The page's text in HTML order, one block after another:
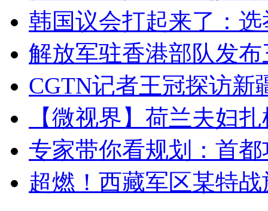
韩国议会打起来了：
解放军驻香港部队发
CGTN记者王冠探访新
【微视界】荷兰夫妇
专家带你看规划：首
超燃！西藏军区某特